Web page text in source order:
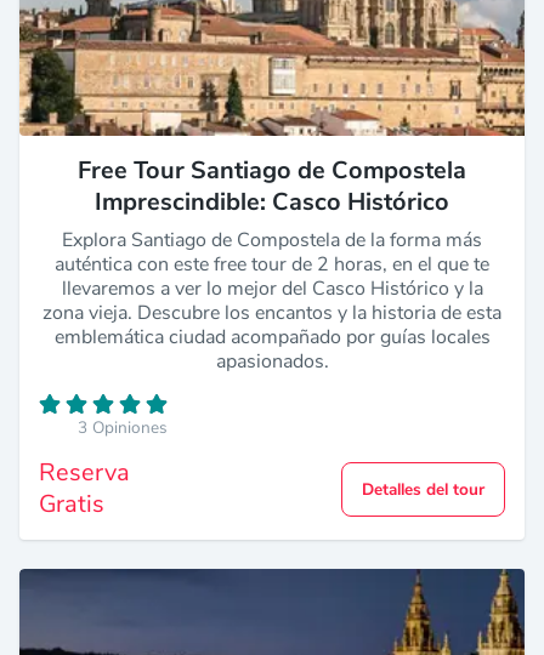
Free Tour Santiago de Compostela
Imprescindible: Casco Histórico
Explora Santiago de Compostela de la forma más
auténtica con este free tour de 2 horas, en el que te
llevaremos a ver lo mejor del Casco Histórico y la
zona vieja. Descubre los encantos y la historia de esta
emblemática ciudad acompañado por guías locales
apasionados.
3 Opiniones
Reserva
Gratis
Detalles del tour